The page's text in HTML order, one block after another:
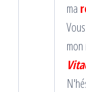
ma